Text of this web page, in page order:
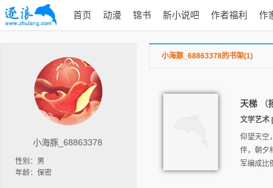
首页 动漫 锦书 新小说吧 作者福利 作
小海豚_68863378
性别：男
年龄：保密
小海豚_68863378的书架(1)
天梯 （
文学艺术
仰望天空
伴，朝夕
军编成比